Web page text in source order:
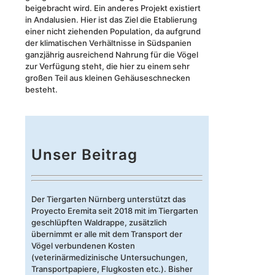
beigebracht wird. Ein anderes Projekt existiert
in Andalusien. Hier ist das Ziel die Etablierung
einer nicht ziehenden Population, da aufgrund
der klimatischen Verhältnisse in Südspanien
ganzjährig ausreichend Nahrung für die Vögel
zur Verfügung steht, die hier zu einem sehr
großen Teil aus kleinen Gehäuseschnecken
besteht.
Unser Beitrag
Der Tiergarten Nürnberg unterstützt das
Proyecto Eremita seit 2018 mit im Tiergarten
geschlüpften Waldrappe, zusätzlich
übernimmt er alle mit dem Transport der
Vögel verbundenen Kosten
(veterinärmedizinische Untersuchungen,
Transportpapiere, Flugkosten etc.). Bisher